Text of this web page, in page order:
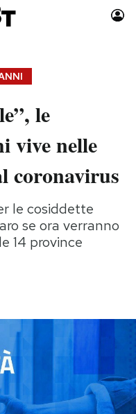
Moda
Consumismi
Storie/Idee
Media
Europa
le
vive nelle
coronavirus
le cosiddette
se ora verranno
14 province